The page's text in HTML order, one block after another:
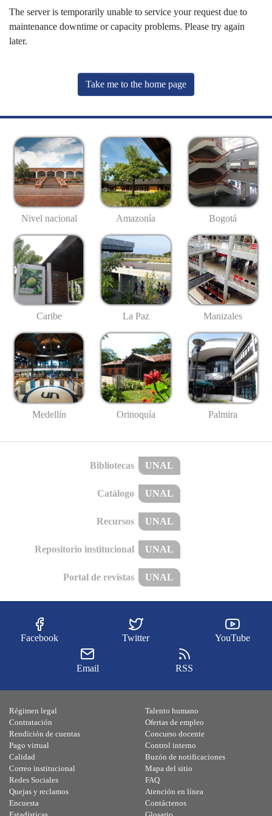
The server is temporarily unable to service your request due to
maintenance downtime or capacity problems. Please try again
later.
Take me to the home page
Nivel nacional Amazonía Bogotá
Caribe La Paz Manizales
Medellín Orinoquía Palmira
Bibliotecas UNAL
Catálogo UNAL
Recursos UNAL
Repositorio institucional UNAL
Portal de revistas UNAL
Facebook Twitter YouTube
Email RSS
Régimen legal
Contratación
Rendición de cuentas
Pago virtual
Calidad
Talento humano
Ofertas de empleo
Concurso docente
Control interno
Buzón de notificaciones
Correo institucional
Redes Sociales
Quejas y reclamos
Encuesta
Mapa del sitio
FAQ
Atención en línea
Contáctenos